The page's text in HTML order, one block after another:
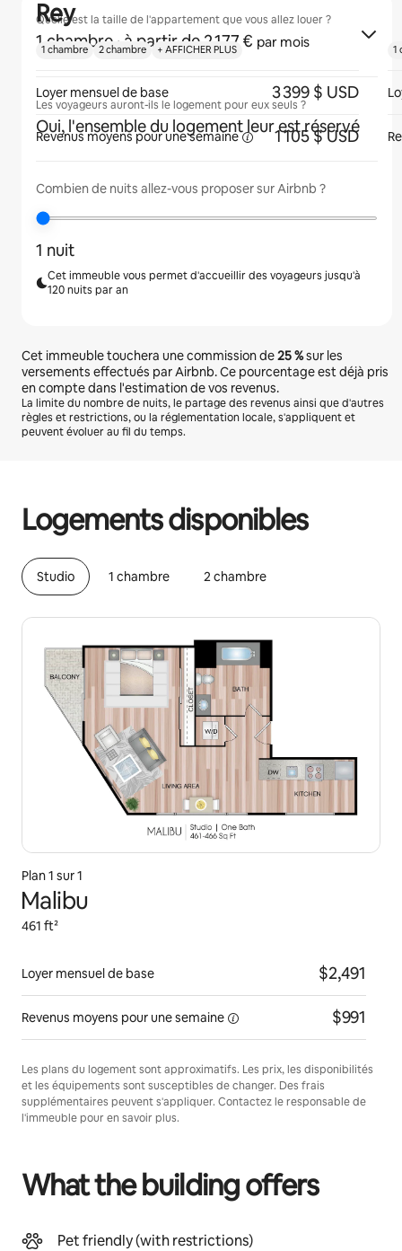
Quelle est la taille de l'appartement que vous allez louer ?
1 chambre · à partir de 2 177 € par mois
Les voyageurs auront-ils le logement pour eux seuls ?
Oui, l'ensemble du logement leur est réservé
Combien de nuits allez-vous proposer sur Airbnb ?
1 nuit
Cet immeuble vous permet d'accueillir des voyageurs jusqu'à
120 nuits par an
Cet immeuble touchera une commission de25 %sur les
versements effectués par Airbnb. Ce pourcentage est déjà pris
en compte dans l'estimation de vos revenus.
La limite du nombre de nuits, le partage des revenus ainsi que d'autres
règles et restrictions, ou la réglementation locale, s'appliquent et
peuvent évoluer au fil du temps.
Logements disponibles
Studio 1 chambre 2 chambre
Plan 1 sur 1
Malibu
461 ft²
Loyer mensuel de base $2,491
Revenus moyens pour unesemaine $991
Les plans du logement sont approximatifs. Les prix, les disponibilités
et les équipements sont susceptibles de changer. Des frais
supplémentaires peuvent s'appliquer. Contactez le responsable de
l'immeuble pour en savoir plus.
What the building offers
Pet friendly (with restrictions)
Rey
1 chambre 2 chambre + AFFICHER PLUS
Loyer mensuel de base 3 399 $ USD
Revenus moyens pour unesemaine 1 105 $ USD
1